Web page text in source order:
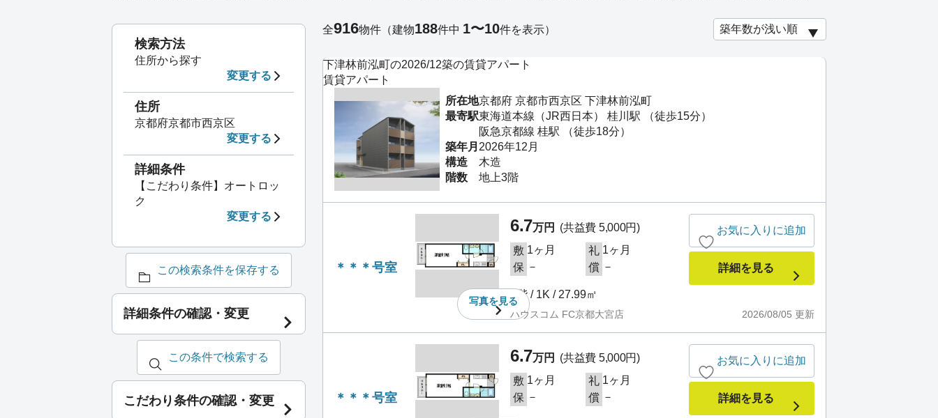
下津林前泓町の2026/12築の賃貸アパート
賃貸アパート
所在地京都府 京都市西京区 下津林前泓町
最寄駅東海道本線（JR西日本） 桂川駅 （徒歩15分）
阪急京都線 桂駅 （徒歩18分）
築年月 2026年12月
構造
木造
階数
地上3階
＊＊＊号室
写真を見る
6.7万円
(共益費 5,000円)
敷 1ヶ月 礼 1ヶ月
保 － 償 －
1階 / 1K / 27.99㎡
2026/08/05 更新
ハウスコム FC京都大宮店
お気に入りに追加
詳細を見る
＊＊＊号室
6.7万円
(共益費 5,000円)
敷 1ヶ月 礼 1ヶ月
保 － 償 －
お気に入りに追加
詳細を見る
全916物件 （建物188件中 1〜10件を表示）
検索方法
住所から探す
変更する
住所
京都府京都市西京区
変更する
詳細条件
【こだわり条件】オートロッ
ク
変更する
この検索条件を保存する
詳細条件の確認・変更
この条件で検索する
こだわり条件の確認・変更